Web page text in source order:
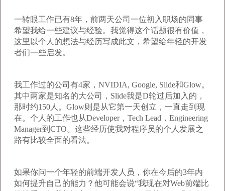
一转眼工作已有8年，前两天公司一位初入职场的同事
希望我给一些建议与经验。我觉得这个话题很有价值，
这里以个人的想法与经历写成此文，希望给年轻的开发
者们一些启发。
我工作过的公司有4家，NVIDIA, Google, Slide和Glow。
其中两家是知名的大公司，Slide我是D轮过后加入的，
那时约150人。Glow则是从它第一天创立，一直走到现
在。个人的工作也从Developer，Tech Lead，Engineering
Manager到CTO。这些经历使我对程序员的个人发展之
路有比较全面的看法。
如果你问一个年轻的前端开发人员，你在今后的3年内
如何提升自己的能力？他可能会说“我现在对Web前端比